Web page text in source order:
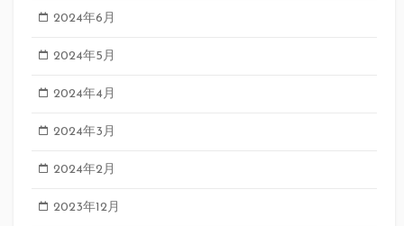
2024年6月
2024年5月
2024年4月
2024年3月
2024年2月
2023年12月